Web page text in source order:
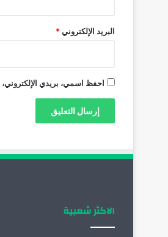
البريد الإلكتروني *
احفظ اسمي، بريدي الإلكتروني،
الاكثر شعبية